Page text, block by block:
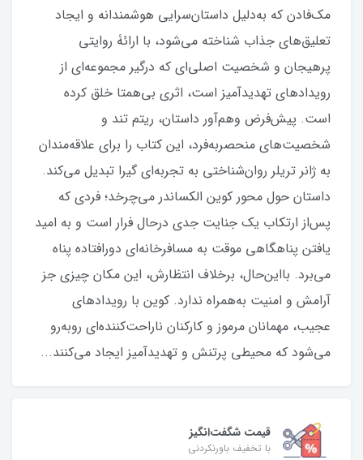
مک‌فادن که به‌دلیل داستان‌سرایی هوشمندانه و ایجاد
تعلیق‌های جذاب شناخته می‌شود، با ارائۀ روایتی
پرهیجان و شخصیت اصلی‌ای که درگیر مجموعه‌ای از
رویدادهای تهدیدآمیز است، اثری بی‌همتا خلق کرده
است. پیش‌فرض وهم‌آور داستان، ریتم تند و
شخصیت‌های منحصر‌به‌فرد، این کتاب را برای علاقه‌مندان
به ژانر تریلر روان‌شناختی به تجربه‌ای گیرا تبدیل می‌کند.
داستان حول محور کوین الکساندر می‌چرخد؛ فردی که
پس‌از ارتکاب یک جنایت جدی درحال فرار است و به امید
یافتن پناهگاهی موقت به مسافرخانه‌ای دورافتاده پناه
می‌برد. بااین‌حال، برخلاف انتظارش، این مکان چیزی جز
آرامش و امنیت به‌همراه ندارد. کوین با رویدادهای
عجیب، مهمانان مرموز و کارکنان ناراحت‌کننده‌ای روبه‌رو
می‌شود که محیطی پرتنش و تهدیدآمیز ایجاد می‌کنند...
قیمت شگفت‌انگیز
با تخفیف باورنکردنی